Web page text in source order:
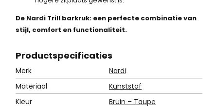
De Nardi Trill barkruk: een perfecte combinatie van
stijl, comfort en functionaliteit.
Productspecificaties
Merk
Nardi
Materiaal
Kunststof
Kleur
Bruin – Taupe